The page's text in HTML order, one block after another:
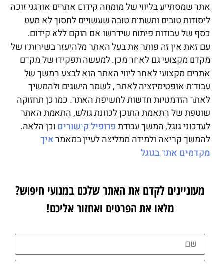
אתר שמסתייע בליווי של מומחה קידום אתרים אורגני זוכה
ליסודות טובים ותשתית טובה שעשויים לחסוך לא מעט
כסף של עבודות פיתוח שידרשו אם הוקם ללא קידום.
עם זאת אין זה פותר את בעל האתר מלהיעזר בשירותיו של
מקדם מקצועי גם לאחר מכן. למעשה תפקידו של מקדם
אתרים מקצועי לאחר ליווי האתר הוא לבצע המשך של
עבודות אופטימיזציה לאתר , לשמר הישגים ולהמשיך
לאתר הזדמנויות חדשות לחשיפת האתר. כמו כן תחזוקה
שוטפת של התאמת התוכן לכוונת גולש, התאמת האתר
לעדכוני גוגל, המשך עבודתפרופיל קישורים וכן הלאה.
להמשך קריאה ולמידה ממליצה לעיין במאמראיך
מקדמים אתר בגוגל
מעוניינים לקדם את האתר שלכם במנועי חיפוש?
מלאו את הפרטים ואחזור אליכם!